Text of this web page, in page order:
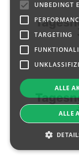
UNBEDINGT
TARGETING
ALLE
ALLE